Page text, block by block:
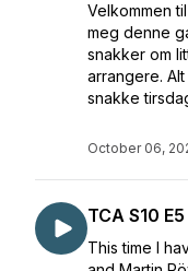
Velkommen
meg denne
snakker om
arrangere.
snakke
October 06,
TCA S10
This time I